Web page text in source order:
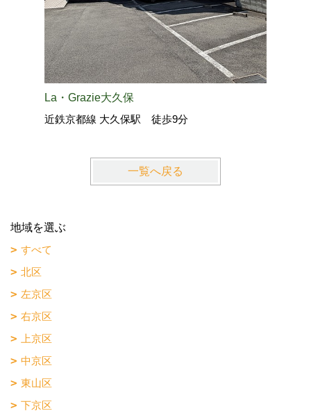
La・Grazie大久保
近鉄京都線 大久保駅 徒歩9分
一覧へ戻る
地域を選ぶ
すべて
北区
左京区
右京区
上京区
中京区
東山区
下京区